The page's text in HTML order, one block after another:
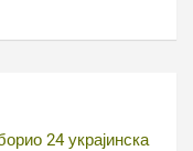
24 украјинска